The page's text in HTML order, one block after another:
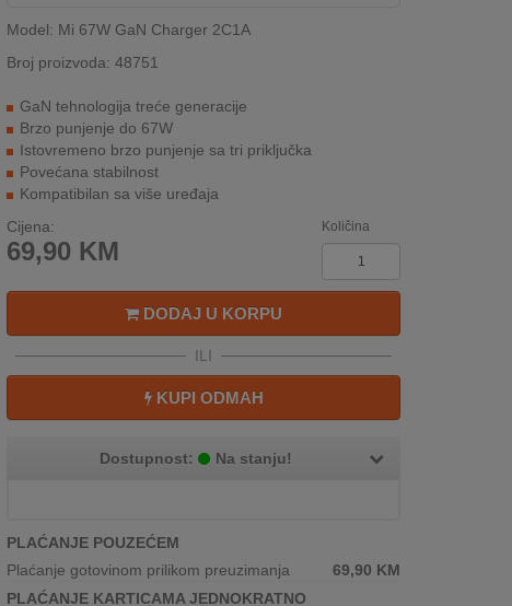
Model: Mi 67W GaN Charger 2C1A
Broj proizvoda: 48751
GaN tehnologija treće generacije
Brzo punjenje do 67W
Istovremeno brzo punjenje sa tri priključka
Povećana stabilnost
Kompatibilan sa više uređaja
Cijena:
69,90 KM
Količina
DODAJ U KORPU
ILI
KUPI ODMAH
Dostupnost: Na stanju!
PLAĆANJE POUZEĆEM
Plaćanje gotovinom prilikom preuzimanja
69,90 KM
PLAĆANJE KARTICAMA JEDNOKRATNO